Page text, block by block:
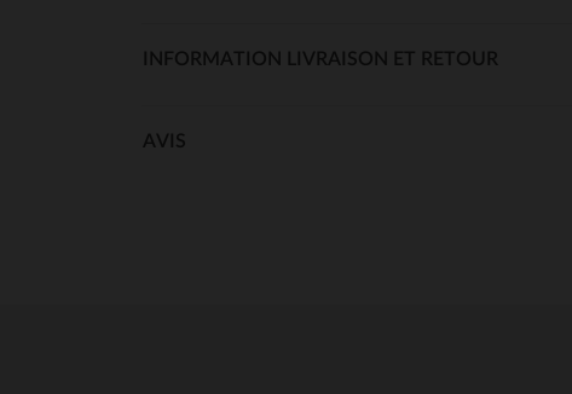
INFORMATION LIVRAISON ET RETOUR
AVIS